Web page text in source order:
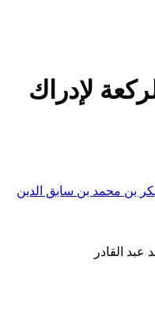
لإدراك
بن محمد بن سابق الدين
عبد القادر